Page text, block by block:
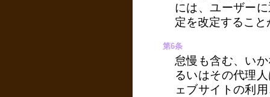
には、ユーザー
定を改定するこ
第6条
怠慢も含む、い
るいはその代理
ェブサイトの利